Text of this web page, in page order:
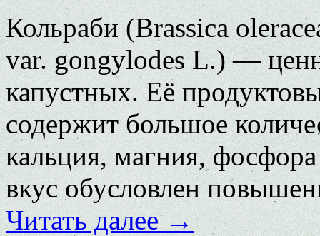
Кольраби (Brassica
var. gongylodes L.) —
капустных. Её
содержит большое
кальция, магния,
вкус обусловлен
Читать далее→